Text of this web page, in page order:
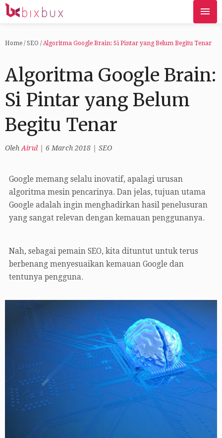
Home / SEO / Algoritma Google Brain: Si Pintar yang Belum Begitu Tenar
Algoritma Google Brain:
Si Pintar yang Belum
Begitu Tenar
Oleh Airul 6 March 2018 SEO
Google memang selalu inovatif, apalagi urusan
algoritma mesin pencarinya. Dan jelas, tujuan utama
Google adalah ingin menghadirkan hasil penelusuran
yang sangat relevan dengan kemauan penggunanya.
Nah, sebagai pemain SEO, kita dituntut untuk terus
berbenang menyesuaikan kemauan Google dan
tentunya pengguna.